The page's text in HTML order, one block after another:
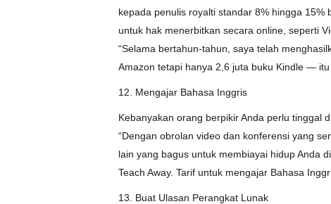
kepada penulis royalti standar 8% hingga
untuk hak menerbitkan secara online, seperti
“Selama bertahun-tahun, saya telah
Amazon tetapi hanya 2,6 juta buku Kindle —
12. Mengajar Bahasa Inggris
Kebanyakan orang berpikir Anda perlu tinggal
“Dengan obrolan video dan konferensi yang
lain yang bagus untuk membiayai hidup Anda
Teach Away. Tarif untuk mengajar Bahasa
13. Buat Ulasan Perangkat Lunak